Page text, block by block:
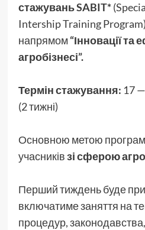
стажувань SABIT*
Intership Training
напрямом“Інновації та
агробізнесі”.
Термін стажування: 17
(2 тижні)
Основною метою
учасниківзі сферою
Перший тиждень буде
включатиме заняття на
процедур,